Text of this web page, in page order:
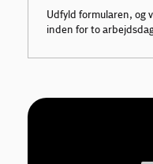
Udfyld formularen, og
inden for to